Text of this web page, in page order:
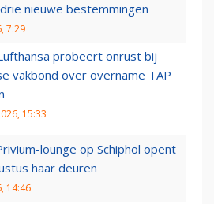
nieuwe bestemmingen
7:29
probeert onrust bij
vakbond over overname TAP
15:33
lounge op Schiphol opent
haar deuren
14:46